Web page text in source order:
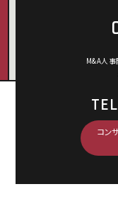
M&A人事
コン